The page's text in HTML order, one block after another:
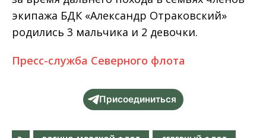
экипажа БДК «Александр Отраковский»
родились 3 мальчика и 2 девочки.
Пресс-служба Северного флота
Присоединиться